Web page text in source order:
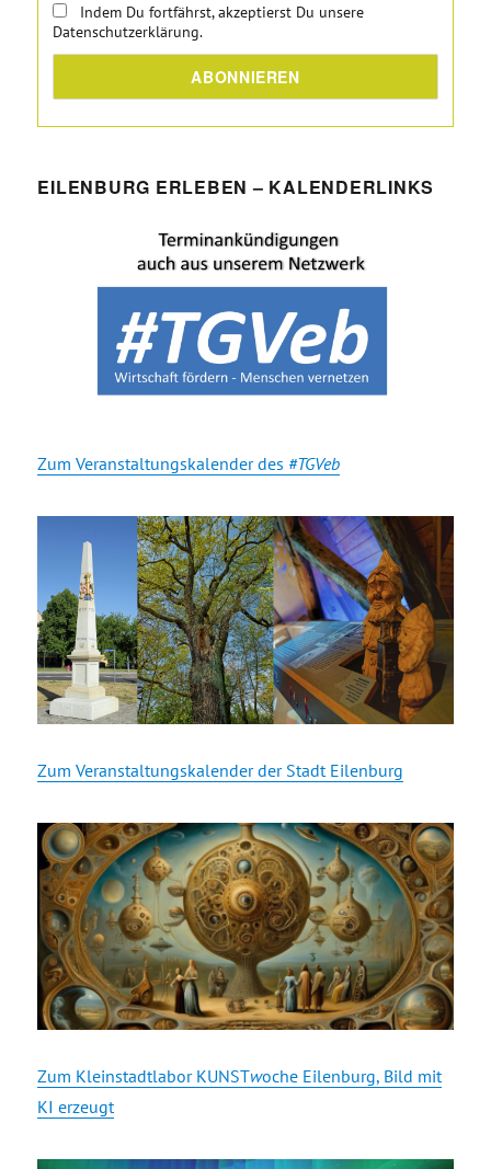
Indem Du fortfährst, akzeptierst Du unsere
Datenschutzerklärung.
EILENBURG ERLEBEN – KALENDERLINKS
Zum Veranstaltungskalender des #TGVeb
Zum Veranstaltungskalender der Stadt Eilenburg
Zum Kleinstadtlabor KUNSTwoche Eilenburg, Bild mit
KI erzeugt